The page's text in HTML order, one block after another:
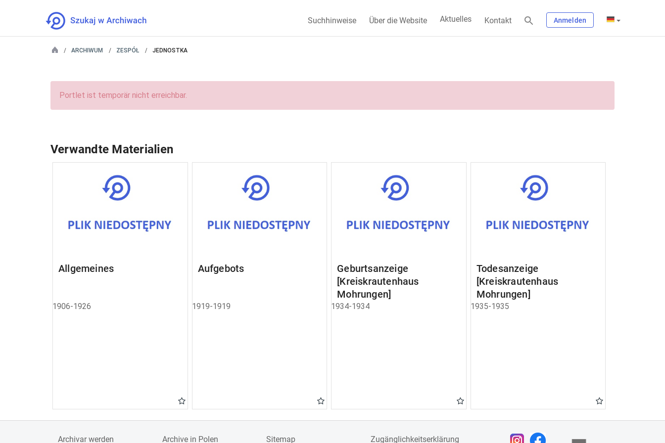
Suchhinweise Über die Website Aktuelles Kontakt Anmelden
ARCHIWUM ZESPÓŁ JEDNOSTKA
Portlet ist temporär nicht erreichbar.
Verwandte Materialien
Allgemeines
1906-1926
Aufgebots
1919-1919
Geburtsanzeige
[Kreiskrautenhaus
Mohrungen]
1934-1934
Todesanzeige
[Kreiskrautenhaus
Mohrungen]
1935-1935
Archivar werden Archive in Polen Sitemap Zugänglichkeitserklärung